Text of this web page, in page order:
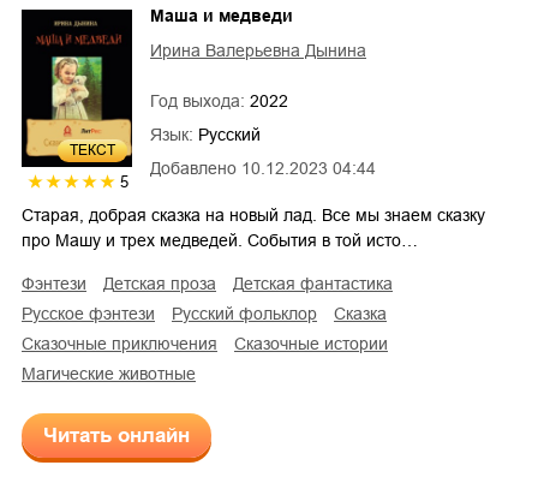
ТЕКСТ
5
Добавлено 10.12.2023 04:44
Маша и медведи
Ирина Валерьевна Дынина
Год выхода: 2022
Язык: Русский
Старая, добрая сказка на новый лад. Все мы знаем сказку
про Машу и трех медведей. События в той исто…
фэнтези детская проза
детская фантастика
русское фэнтези
русский фольклор
сказка
сказочные приключения
сказочные истории
магические животные
Читать онлайн